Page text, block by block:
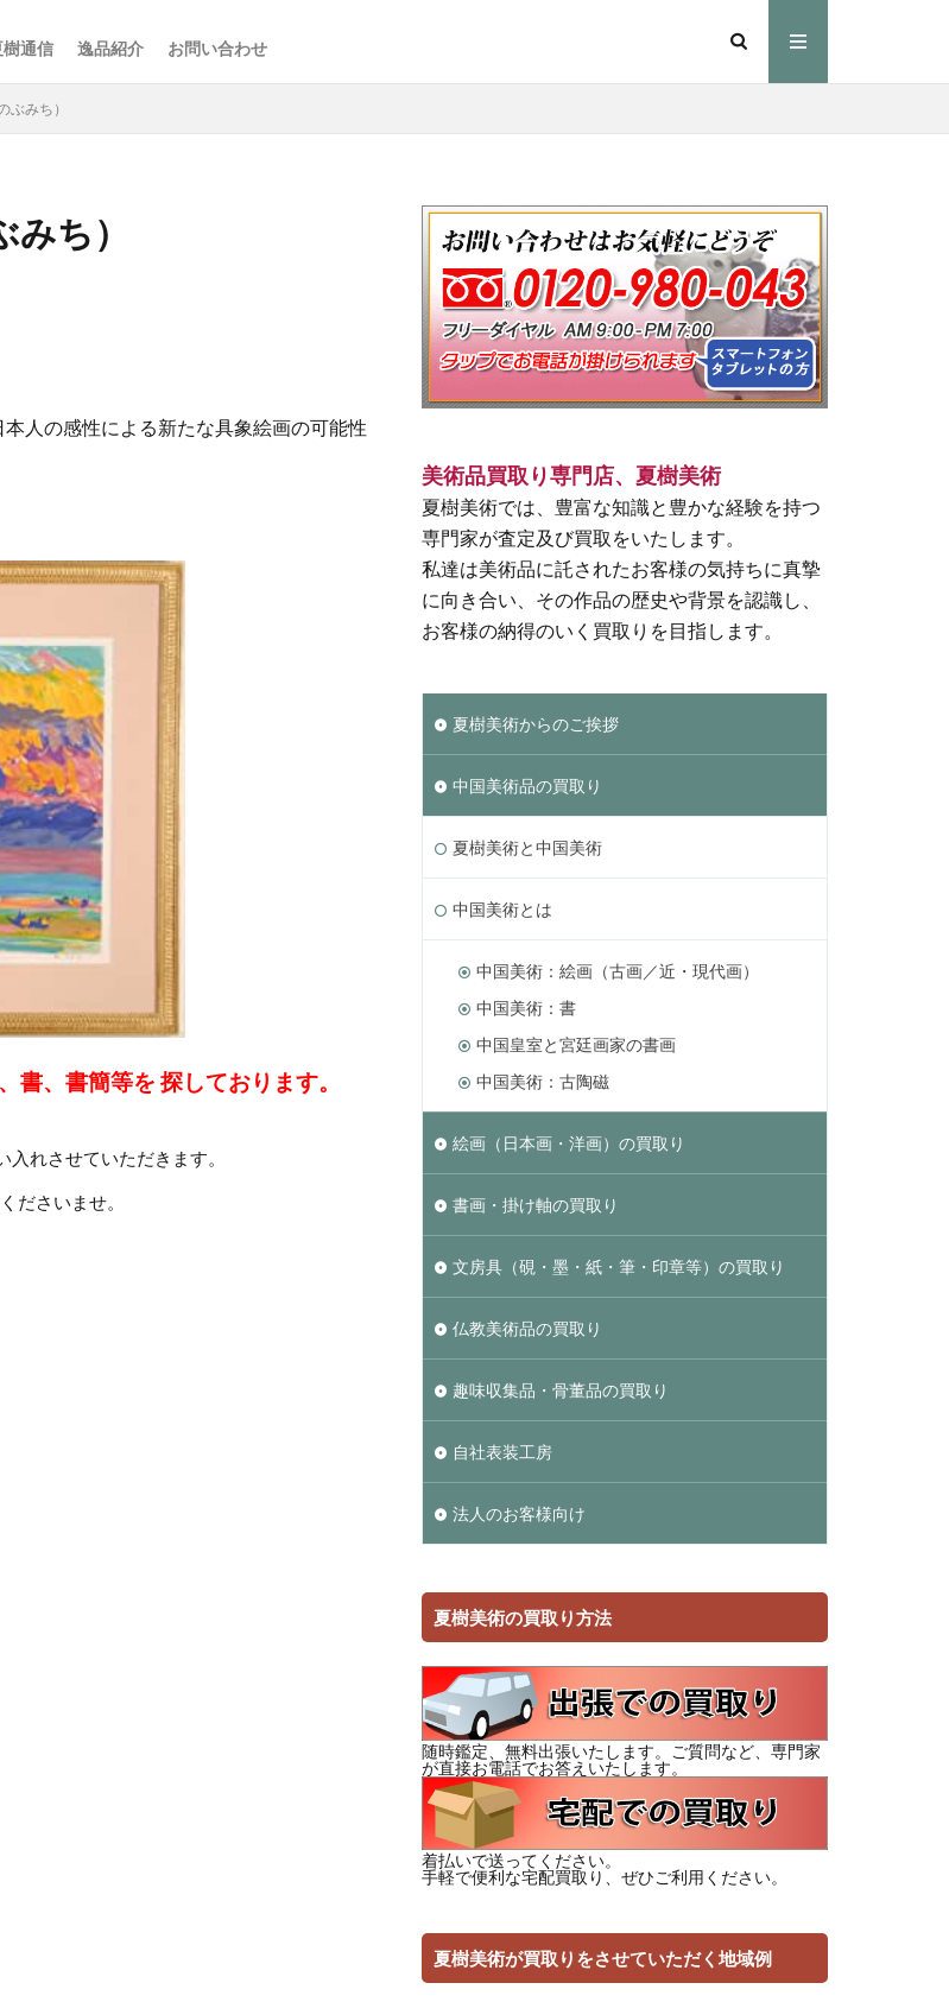
樹通信 逸品紹介 お問い合わせ
ぶみち）
ち）
人の感性による新たな具象絵画の可能性
、書簡等を 探しております。
れさせていただきます。
ださいませ。
美術品買取り専門店、夏樹美術
夏樹美術では、豊富な知識と豊かな経験を持つ
専門家が査定及び買取をいたします。
私達は美術品に託されたお客様の気持ちに真摯
に向き合い、その作品の歴史や背景を認識し、
お客様の納得のいく買取りを目指します。
夏樹美術からのご挨拶
中国美術品の買取り
夏樹美術と中国美術
中国美術とは
中国美術：絵画（古画／近・現代画）
中国美術：書
中国皇室と宮廷画家の書画
中国美術：古陶磁
絵画（日本画・洋画）の買取り
書画・掛け軸の買取り
文房具（硯・墨・紙・筆・印章等）の買取り
仏教美術品の買取り
趣味収集品・骨董品の買取り
自社表装工房
法人のお客様向け
夏樹美術の買取り方法
随時鑑定、無料出張いたします。ご質問など、専門家
が直接お電話でお答えいたします。
着払いで送ってください。
手軽で便利な宅配買取り、ぜひご利用ください。
夏樹美術が買取りをさせていただく地域例